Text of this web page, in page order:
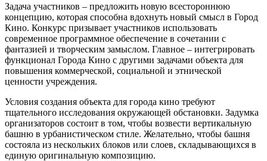
Задача участников – предложить новую всестороннюю
концепцию, которая способна вдохнуть новый смысл в Город
Кино. Конкурс призывает участников использовать
современное программное обеспечение в сочетании с
фантазией и творческим замыслом. Главное – интегрировать
функционал Города Кино с другими задачами объекта для
повышения коммерческой, социальной и этнической
ценности учреждения.
Условия создания объекта для города кино требуют
тщательного исследования окружающей обстановки. Задумка
организаторов состоит в том, чтобы возвести вертикальную
башню в урбанистическом стиле. Желательно, чтобы башня
состояла из нескольких блоков или слоев, складывающихся в
единую оригинальную композицию.